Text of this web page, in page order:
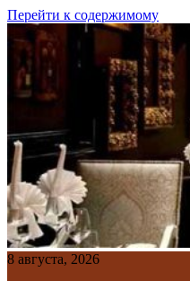
Перейти к содержимому
8 августа, 2026